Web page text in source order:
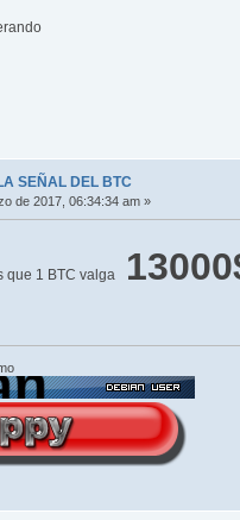
SEÑAL DEL BTC
de 2017, 06:34:34 am »
que 1 BTC valga